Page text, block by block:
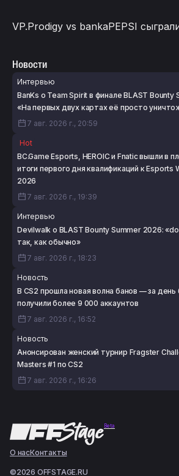
VP.Prodigy vs bankaPEPSI
Новости
Интервью
BanKs о Team Spirit в финале BLAST Bounty
«На первых двух картах её просто
7 авг. 2026 г., 20:59
Hot
BC.Game Esports, HEROIC и Fnatic вышли в
итоги первого дня квалификаций к Esports
2026
7 авг. 2026 г., 19:39
Интервью
Devilwalk о BLAST Bounty Summer 2026:
так, как обычно»
7 авг. 2026 г., 18:23
Новость
В CS2 прошла новая волна банов — за день
получили более 9 000 аккаунтов
7 авг. 2026 г., 16:52
Новость
Анонсирован женский турнир Fragster
Masters #1 по CS2
7 авг. 2026 г., 16:26
Beta
О насКонтакты
©2026 OFFSTAGE.RU